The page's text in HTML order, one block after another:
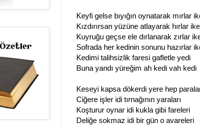
Keyfi gelse bıyığın oynatarak mırlar
Kızdırırsan yüzüne atlayarak hırlar
Kuyruğu geçse ele dırlanarak zırlar
Sofrada her kedinin sonunu hazırlar
Kedimi talihsizlik faresi gafletle yedi
Buna yandı yüreğim ah kedi vah kedi
Keseyi kapsa dökerdi yere hep
Ciğere işler idi tırnağının yaraları
Koşturur oynar idi kukla gibi fareleri
Deliğe sokmaz idi bir gün o avareleri